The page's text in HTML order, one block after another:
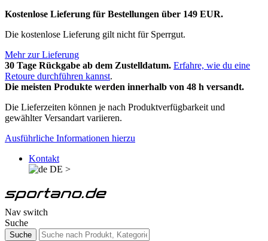
Kostenlose Lieferung für Bestellungen über 149 EUR.
Die kostenlose Lieferung gilt nicht für Sperrgut.
Mehr zur Lieferung
30 Tage Rückgabe ab dem Zustelldatum. Erfahre, wie du eine
Retoure durchführen kannst.
Die meisten Produkte werden innerhalb von 48 h versandt.
Die Lieferzeiten können je nach Produktverfügbarkeit und
gewählter Versandart variieren.
Ausführliche Informationen hierzu
Kontakt
DE >
Nav switch
Suche
Suche